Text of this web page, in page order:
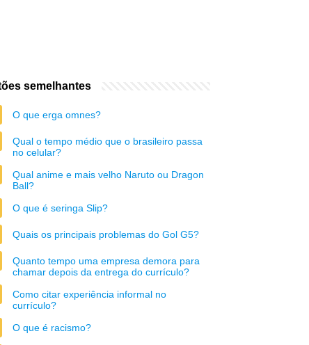
semelhantes
O que erga omnes?
Qual o tempo médio que o brasileiro passa
no celular?
Qual anime e mais velho Naruto ou Dragon
Ball?
O que é seringa Slip?
Quais os principais problemas do Gol G5?
Quanto tempo uma empresa demora para
chamar depois da entrega do currículo?
Como citar experiência informal no
currículo?
O que é racismo?